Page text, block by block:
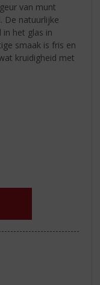
van munt
De natuurlijke
het glas in
smaak is fris en
kruidigheid met